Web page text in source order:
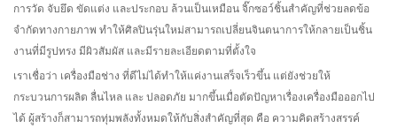
การวัด จับยึด ขัดแต่ง และประกอบ ล้วนเป็นเหมือน จิ๊กซอว์ชิ้นสำคัญที่ช่วยลดข้อ
จำกัดทางกายภาพ ทำให้ศิลปินรุ่นใหม่สามารถเปลี่ยนจินตนาการให้กลายเป็นชิ้น
งานที่มีรูปทรง มีผิวสัมผัส และมีรายละเอียดตามที่ตั้งใจ
เราเชื่อว่า เครื่องมือช่าง ที่ดีไม่ได้ทำให้แค่งานเสร็จเร็วขึ้น แต่ยังช่วยให้
กระบวนการผลิต ลื่นไหล และ ปลอดภัย มากขึ้นเมื่อตัดปัญหาเรื่องเครื่องมือออกไป
ได้ ผู้สร้างก็สามารถทุ่มพลังทั้งหมดให้กับสิ่งสำคัญที่สุด คือ ความคิดสร้างสรรค์